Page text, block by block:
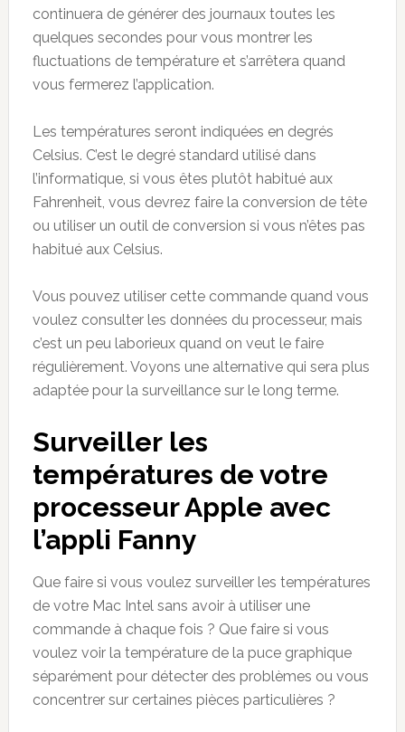
continuera de générer des journaux toutes les
quelques secondes pour vous montrer les
fluctuations de température et s’arrêtera quand
vous fermerez l’application.
Les températures seront indiquées en degrés
Celsius. C’est le degré standard utilisé dans
l’informatique, si vous êtes plutôt habitué aux
Fahrenheit, vous devrez faire la conversion de tête
ou utiliser un outil de conversion si vous n’êtes pas
habitué aux Celsius.
Vous pouvez utiliser cette commande quand vous
voulez consulter les données du processeur, mais
c’est un peu laborieux quand on veut le faire
régulièrement. Voyons une alternative qui sera plus
adaptée pour la surveillance sur le long terme.
Surveillerles
températures de votre
processeur Apple avec
l’appli Fanny
Que faire si vous voulez surveiller les températures
de votre Mac Intel sans avoir à utiliser une
commande à chaque fois ? Que faire si vous
voulez voir la température de la puce graphique
séparément pour détecter des problèmes ou vous
concentrer sur certaines pièces particulières ?